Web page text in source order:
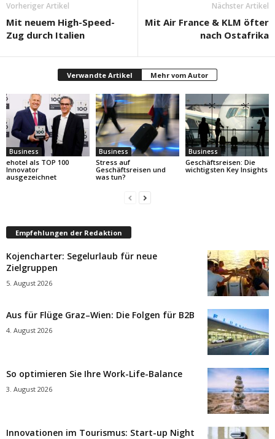
Vorheriger Artikel
Mit neuem High-Speed-
Zug durch Italien
Nächster Artikel
Mit Air France & KLM öfter
nach Ostafrika
Verwandte Artikel Mehr vom Autor
Business
ehotel als TOP 100
Innovator
ausgezeichnet
Business
Stress auf
Geschäftsreisen und
was tun?
Business
Geschäftsreisen: Die
wichtigsten Key Insights
Empfehlungen der Redaktion
Kojencharter: Segelurlaub für neue
Zielgruppen
5. August 2026
Aus für Flüge Graz–Wien: Die Folgen für B2B
4. August 2026
So optimieren Sie Ihre Work-Life-Balance
3. August 2026
Innovationen im Tourismus: Start-up Night